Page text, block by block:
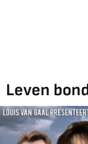
Leven